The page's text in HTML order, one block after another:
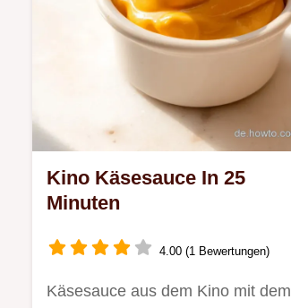
Kino Käsesauce In 25
Minuten
4.00 (1 Bewertungen)
Käsesauce aus dem Kino mit dem